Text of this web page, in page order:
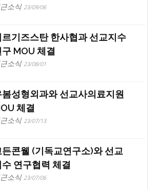
소식 23/09/06
르기즈스탄 한사협과 선교지수
구 MOU 체결
소식 23/08/01
봄성형외과와 선교사의료지원
체결
소식 23/07/13
든콘웰 (기독교연구소)와 선교
수 연구협력 체결
소식 23/07/06